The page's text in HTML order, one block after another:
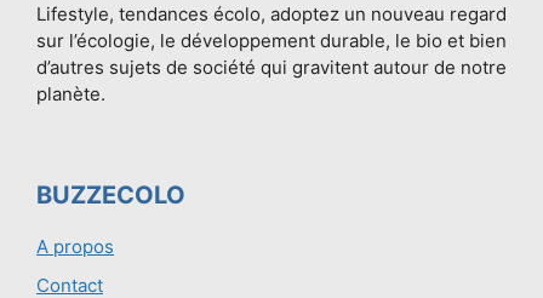
Lifestyle, tendances écolo, adoptez un nouveau regard
sur l’écologie, le développement durable, le bio et bien
d’autres sujets de société qui gravitent autour de notre
planète.
BUZZECOLO
A propos
Contact